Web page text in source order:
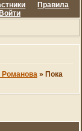
Правила
Войти
Романова » Пока